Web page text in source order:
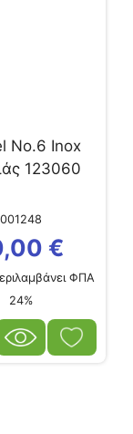
No.6 Inox
123060
001248
€
ΦΠΑ
24%